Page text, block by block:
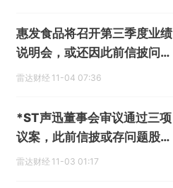
惠发食品将召开第三季度业绩
说明会，或还因此前信披问题
遭索赔
雷达财经 11-04 07:36
*ST声迅董事会审议通过三项
议案，此前信披或存问题股民
可索赔
雷达财经 11-03 01:17